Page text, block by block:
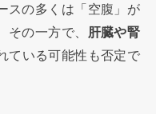
スの多くは「空腹」が
その一方で、 肝臓や腎
ている可能性も否定で